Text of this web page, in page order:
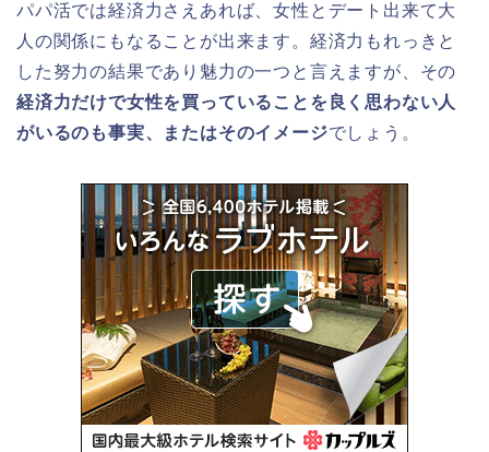
パパ活では経済力さえあれば、女性とデート出来て大
人の関係にもなることが出来ます。経済力もれっきと
した努力の結果であり魅力の一つと言えますが、その
経済力だけで女性を買っていることを良く思わない人
がいるのも事実、またはそのイメージでしょう。